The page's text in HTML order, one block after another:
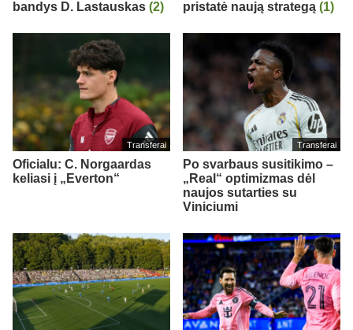
bandys D. Lastauskas (2) pristatė naują strategą (1)
Transferai
Oficialu: C. Norgaardas
keliasi į „Everton“
Transferai
Po svarbaus susitikimo –
„Real“ optimizmas dėl
naujos sutarties su
Viniciumi